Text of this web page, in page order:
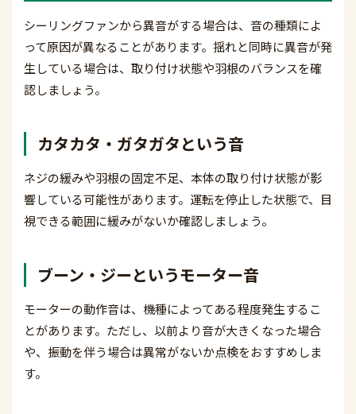
シーリングファンから異音がする場合は、音の種類によ
って原因が異なることがあります。揺れと同時に異音が発
生している場合は、取り付け状態や羽根のバランスを確
認しましょう。
カタカタ・ガタガタという音
ネジの緩みや羽根の固定不足、本体の取り付け状態が影
響している可能性があります。運転を停止した状態で、目
視できる範囲に緩みがないか確認しましょう。
ブーン・ジーというモーター音
モーターの動作音は、機種によってある程度発生するこ
とがあります。ただし、以前より音が大きくなった場合
や、振動を伴う場合は異常がないか点検をおすすめしま
す。